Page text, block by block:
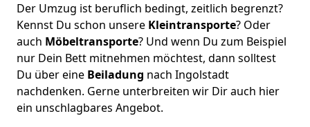
Der Umzug ist beruflich bedingt, zeitlich begrenzt?
Kennst Du schon unsere Kleintransporte? Oder
auch Möbeltransporte? Und wenn Du zum Beispiel
nur Dein Bett mitnehmen möchtest, dann solltest
Du über eine Beiladung nach Ingolstadt
nachdenken. Gerne unterbreiten wir Dir auch hier
ein unschlagbares Angebot.